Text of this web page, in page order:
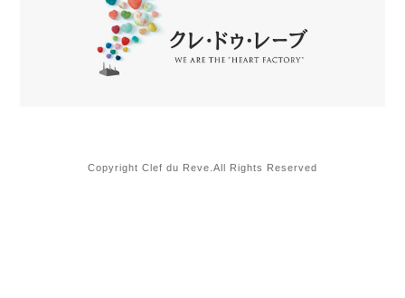
Copyright Clef du Reve.All Rights Reserved